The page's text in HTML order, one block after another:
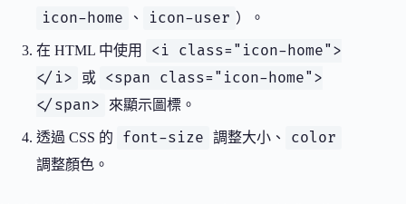
icon-home 、 icon-user ）。
在 HTML 中使用
<i class="icon-home">
</i>
或
<span class="icon-home">
</span>
來顯示圖標。
透過 CSS 的 font-size 調整大小、 color
調整顏色。